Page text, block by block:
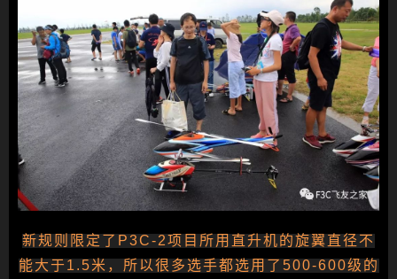
新规则限定了P3C-2项目所用直升机的旋翼直径不
能大于1.5米，所以很多选手都选用了500-600级的